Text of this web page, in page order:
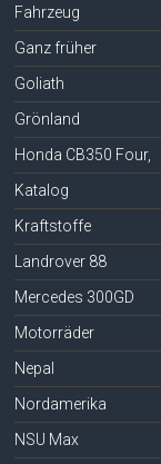
Fahrzeug
Ganz früher
Goliath
Grönland
Honda CB350 Four,
Katalog
Kraftstoffe
Landrover 88
Mercedes 300GD
Motorräder
Nepal
Nordamerika
NSU Max